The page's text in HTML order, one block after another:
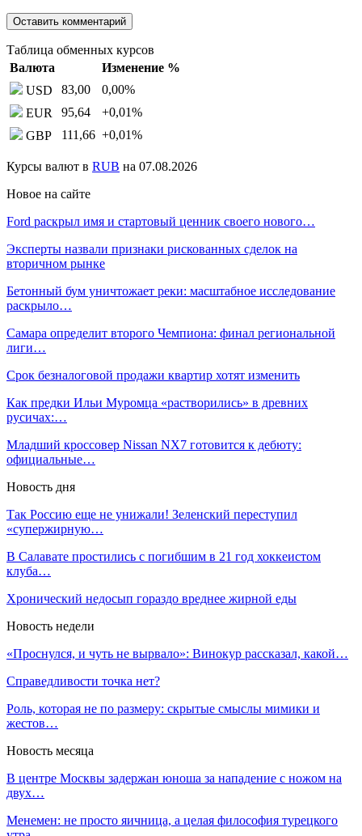
Таблица обменных курсов
Валюта
Изменение %
USD
83,00 0,00%
EUR
95,64 +0,01%
GBP
111,66 +0,01%
Курсы валют в RUB на 07.08.2026
Новое на сайте
Ford раскрыл имя и стартовый ценник своего нового…
Эксперты назвали признаки рискованных сделок на
вторичном рынке
Бетонный бум уничтожает реки: масштабное исследование
раскрыло…
Самара определит второго Чемпиона: финал региональной
лиги…
Срок безналоговой продажи квартир хотят изменить
Как предки Ильи Муромца «растворились» в древних
русичах:…
Младший кроссовер Nissan NX7 готовится к дебюту:
официальные…
Новость дня
Так Россию еще не унижали! Зеленский переступил
«супержирную…
В Салавате простились с погибшим в 21 год хоккеистом
клуба…
Хронический недосып гораздо вреднее жирной еды
Новость недели
«Проснулся, и чуть не вырвало»: Винокур рассказал, какой…
Справедливости точка нет?
Роль, которая не по размеру: скрытые смыслы мимики и
жестов…
Новость месяца
В центре Москвы задержан юноша за нападение с ножом на
двух…
Менемен: не просто яичница, а целая философия турецкого